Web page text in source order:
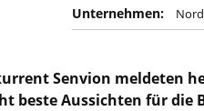
Unternehmen:
Senvion meldeten
beste Aussichten für die